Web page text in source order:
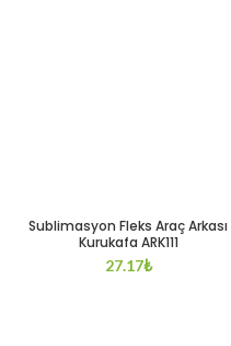
Sublimasyon Fleks Araç Arkası
Kurukafa ARK111
27.17₺